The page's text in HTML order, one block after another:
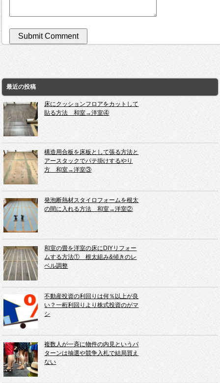
最近の投稿
床にクッションフロアをカットして
貼る方法 和室→洋室④
構造用合板を床板として張る方法と
アースタックでパテ掛けするやり
方 和室→洋室③
発泡断熱材スタイロフォームを根太
の間に入れる方法 和室→洋室②
和室の畳を洋室の床にDIYリフォー
ムする方法① 根太組み&傾きのレ
ベル調整
不動産投資の利回りは何％以上が良
い？一桁利回りより株式投資のがマ
シ
複数人が一斉に物件の内見というパ
ターンは抽選や競争入札で結局買え
ない